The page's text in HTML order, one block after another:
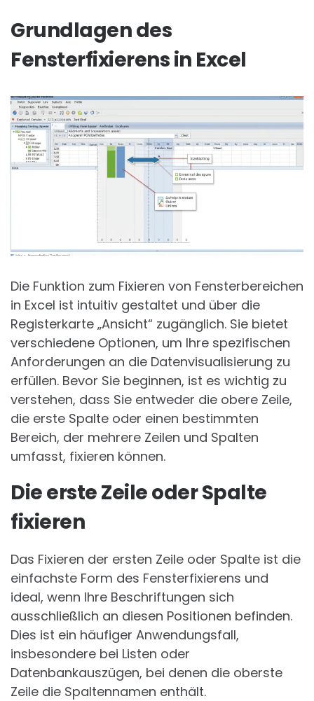
Grundlagen des
Fensterfixierens in Excel
Die Funktion zum Fixieren von Fensterbereichen
in Excel ist intuitiv gestaltet und über die
Registerkarte „Ansicht“ zugänglich. Sie bietet
verschiedene Optionen, um Ihre spezifischen
Anforderungen an die Datenvisualisierung zu
erfüllen. Bevor Sie beginnen, ist es wichtig zu
verstehen, dass Sie entweder die obere Zeile,
die erste Spalte oder einen bestimmten
Bereich, der mehrere Zeilen und Spalten
umfasst, fixieren können.
Die erste Zeile oder Spalte
fixieren
Das Fixieren der ersten Zeile oder Spalte ist die
einfachste Form des Fensterfixierens und
ideal, wenn Ihre Beschriftungen sich
ausschließlich an diesen Positionen befinden.
Dies ist ein häufiger Anwendungsfall,
insbesondere bei Listen oder
Datenbankauszügen, bei denen die oberste
Zeile die Spaltennamen enthält.